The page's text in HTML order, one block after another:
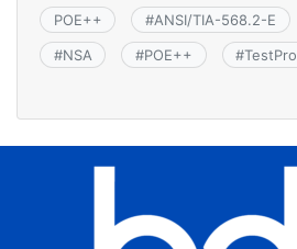
POE++ #ANSI/TIA-568.2-E
#NSA #POE++ #TestPro